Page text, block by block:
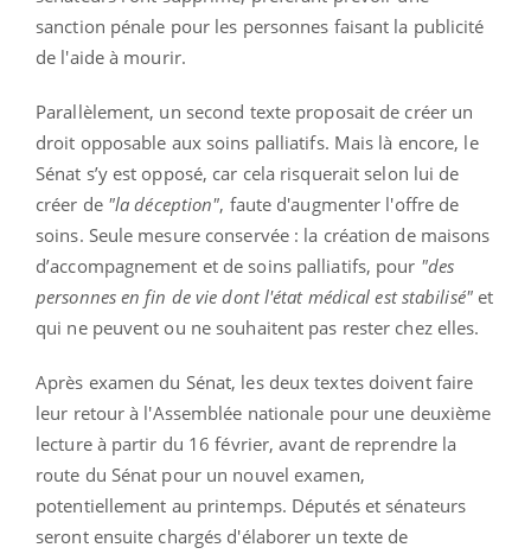
sanction pénale pour les personnes faisant la publicité
de l'aide à mourir.
Parallèlement, un second texte proposait de créer un
droit opposable aux soins palliatifs. Mais là encore, le
Sénat s’y est opposé, car cela risquerait selon lui de
créer de "la déception", faute d'augmenter l'offre de
soins. Seule mesure conservée : la création de maisons
d’accompagnement et de soins palliatifs, pour "des
personnes en fin de vie dont l'état médical est stabilisé"et
qui ne peuvent ou ne souhaitent pas rester chez elles.
Après examen du Sénat, les deux textes doivent faire
leur retour à l'Assemblée nationale pour une deuxième
lecture à partir du 16 février, avant de reprendre la
route du Sénat pour un nouvel examen,
potentiellement au printemps. Députés et sénateurs
seront ensuite chargés d'élaborer un texte de